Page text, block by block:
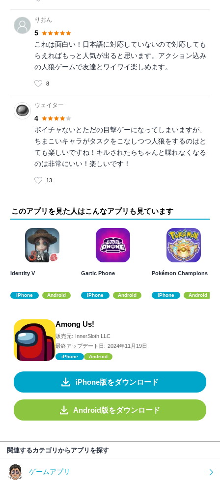
りおん
5
これは面白い！日本語に対応していないので対応しても
らえればもっと人気が出ると思います。アクション込み
の人狼ゲームで友達とワイワイ楽しめます。
8
ウェイター
4
ボイチャないとただの目撃ゲーになってしまいますが、
ちまこいキャラがタスクをこなしつつ人狼をするのはと
ても楽しいですね！キルされたらちゃんと喋れなくなる
のは非常にいい！楽しいです！
13
このアプリを見た人はこんなアプリも見ています
Identity V
iPhone Android
Gartic Phone
iPhone Android
Pokémon Champions
iPhone Android
Among Us!
販売元: InnerSloth LLC
最終アップデート日: 2024年11月19日
iPhone Android
iPhone版をダウンロード
Android版をダウンロード
関連するカテゴリからアプリを探す
ゲームアプリ